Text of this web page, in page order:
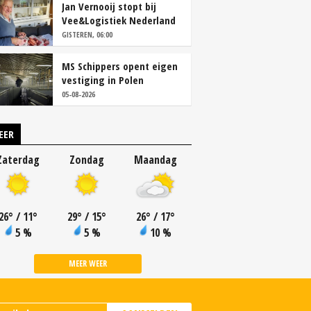
Jan Vernooij stopt bij
Vee&Logistiek Nederland
GISTEREN, 06:00
MS Schippers opent eigen
vestiging in Polen
05-08-2026
° / 11°
5 %
Zondag
29° / 15°
5 %
Maandag
26° / 17°
10 %
MEER WEER